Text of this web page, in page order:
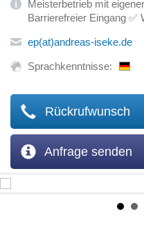
Meisterbetrieb mit
Barrierefreier Eingang ✅
ep(at)andreas-iseke.de
Sprachkenntnisse:
Rückrufwunsch
Anfrage senden